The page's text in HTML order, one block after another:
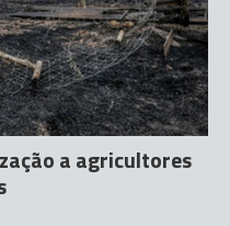
a agricultores